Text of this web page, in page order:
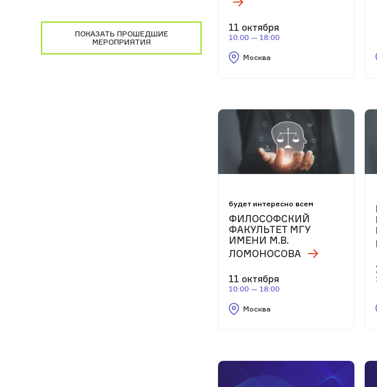
ПОКАЗАТЬ ПРОШЕДШИЕ
МЕРОПРИЯТИЯ
11 октября
10:00 — 18:00
Москва
будет интересно всем
ФИЛОСОФСКИЙ
ФАКУЛЬТЕТ МГУ
ИМЕНИ М.В.
ЛОМОНОСОВА
11 октября
10:00 — 18:00
Москва